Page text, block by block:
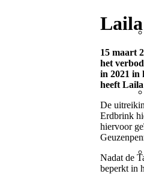
15 maart
het
in 2021 in
heeft
De
Erdbrink
hiervoor
Nadat de
beperkt in